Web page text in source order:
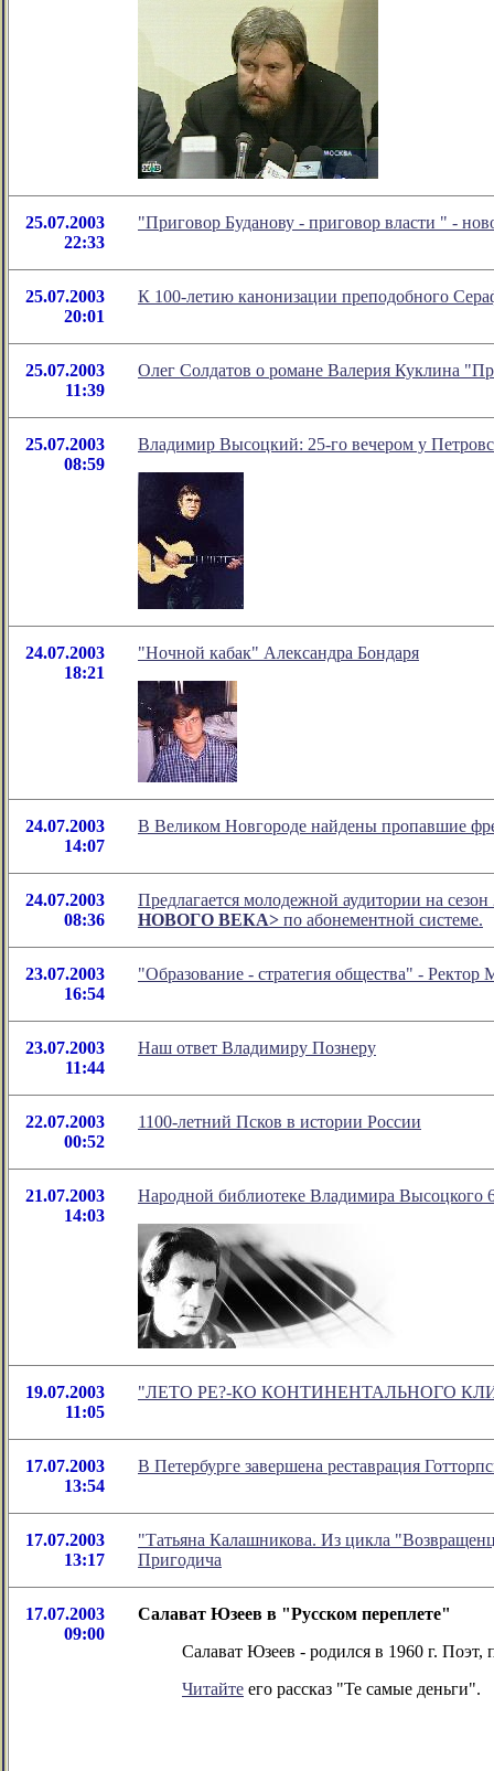
25.07.2003
22:33
"Приговор Буданову - приговор власти " -
25.07.2003
20:01
К 100-летию канонизации преподобного
25.07.2003
11:39
Олег Солдатов о романе Валерия Куклина
25.07.2003
08:59
Владимир Высоцкий: 25-го вечером у
24.07.2003
18:21
"Ночной кабак" Александра Бондаря
24.07.2003
14:07
В Великом Новгороде найдены пропавшие
24.07.2003
08:36
Предлагается молодежной аудитории на
НОВОГО ВЕКА> по абонементной системе.
23.07.2003
16:54
"Образование - стратегия общества" -
23.07.2003
11:44
Наш ответ Владимиру Познеру
22.07.2003
00:52
1100-летний Псков в истории России
21.07.2003
14:03
Народной библиотекe Владимира Высоцкого
19.07.2003
11:05
"ЛЕТО РЕ?-КО КОНТИНЕНТАЛЬНОГО
17.07.2003
13:54
В Петербурге завершена реставрация
17.07.2003
13:17
"Татьяна Калашникова. Из цикла
Пригодича
17.07.2003
09:00
Салават Юзеев в "Русском переплете"
Салават Юзеев - родился в 1960 г. Поэт,
Читайте его рассказ "Те самые деньги".